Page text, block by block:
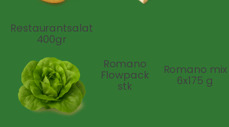
Restaurantsalat
400gr
Romano
Flowpack
stk
Romano mix
6x175 g